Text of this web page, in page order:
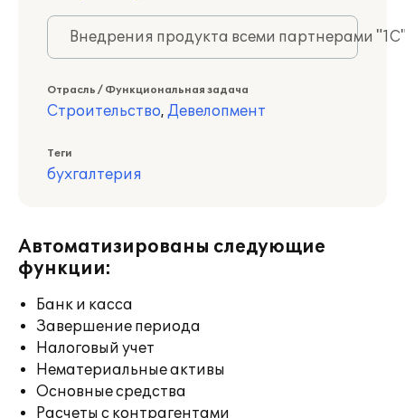
Внедрения продукта всеми партнерами
Отрасль / Функциональная задача
Строительство, Девелопмент
Теги
бухгалтерия
Автоматизированы следующие
функции:
Банк и касса
Завершение периода
Налоговый учет
Нематериальные активы
Основные средства
Расчеты с контрагентами